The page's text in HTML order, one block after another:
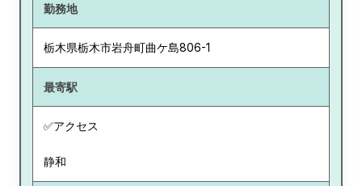
勤務地
栃木県栃木市岩舟町曲ケ島806-1
最寄駅
✅アクセス
静和